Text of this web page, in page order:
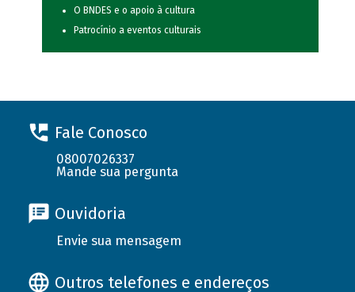
O BNDES e o apoio à cultura
Patrocínio a eventos culturais
Fale Conosco
08007026337
Mande sua pergunta
Ouvidoria
Envie sua mensagem
Outros telefones e endereços